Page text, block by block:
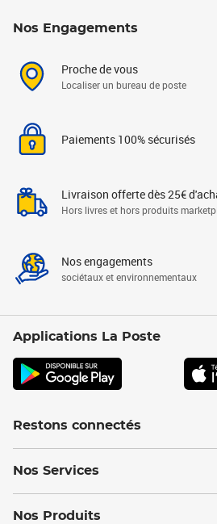
Nos Engagements
Proche de vous
Localiser un bureau de poste
Paiements 100% sécurisés
Livraison offerte dès 25€
Hors livres et hors produits
Nos engagements
sociétaux et environnementaux
Applications La Poste
Restons connectés
Nos Services
Nos Produits